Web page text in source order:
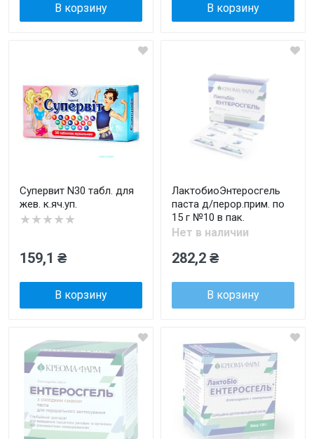
В корзину В корзину
Супервит N30 табл. для
жев. к.яч.уп.
★★★★★
159,1 ₴
В корзину
ЛактобиоЭнтеросгель
паста д/перор.прим. по
15 г №10 в пак.
Нет в наличии
282,2 ₴
В корзину